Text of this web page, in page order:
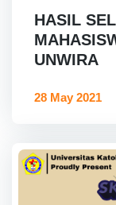
HASIL
UNWIRA
28 May 2021